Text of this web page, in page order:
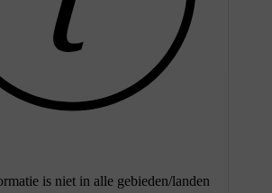
is niet in alle gebieden/landen